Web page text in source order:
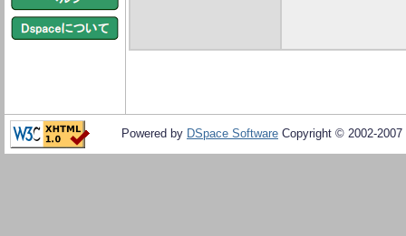
Powered by DSpace Software Copyright © 2002-2007